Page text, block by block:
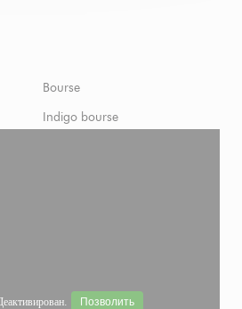
Bourse
Indigo bourse
Позволить